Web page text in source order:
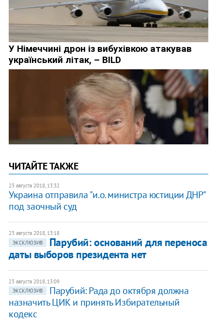
ЧИТАЙТЕ ТАКЖЕ
23 августа 2018, 13:32
Украина отправила "и.о. министра юстиции ДНР"
под заочный суд
23 августа 2018, 13:18
ЭКСКЛЮЗИВ
Парубий: оснований для переноса
даты выборов президента нет
23 августа 2018, 13:09
ЭКСКЛЮЗИВ
Парубий: Рада до октября должна
назначить ЦИК и принять Избирательный
кодекс